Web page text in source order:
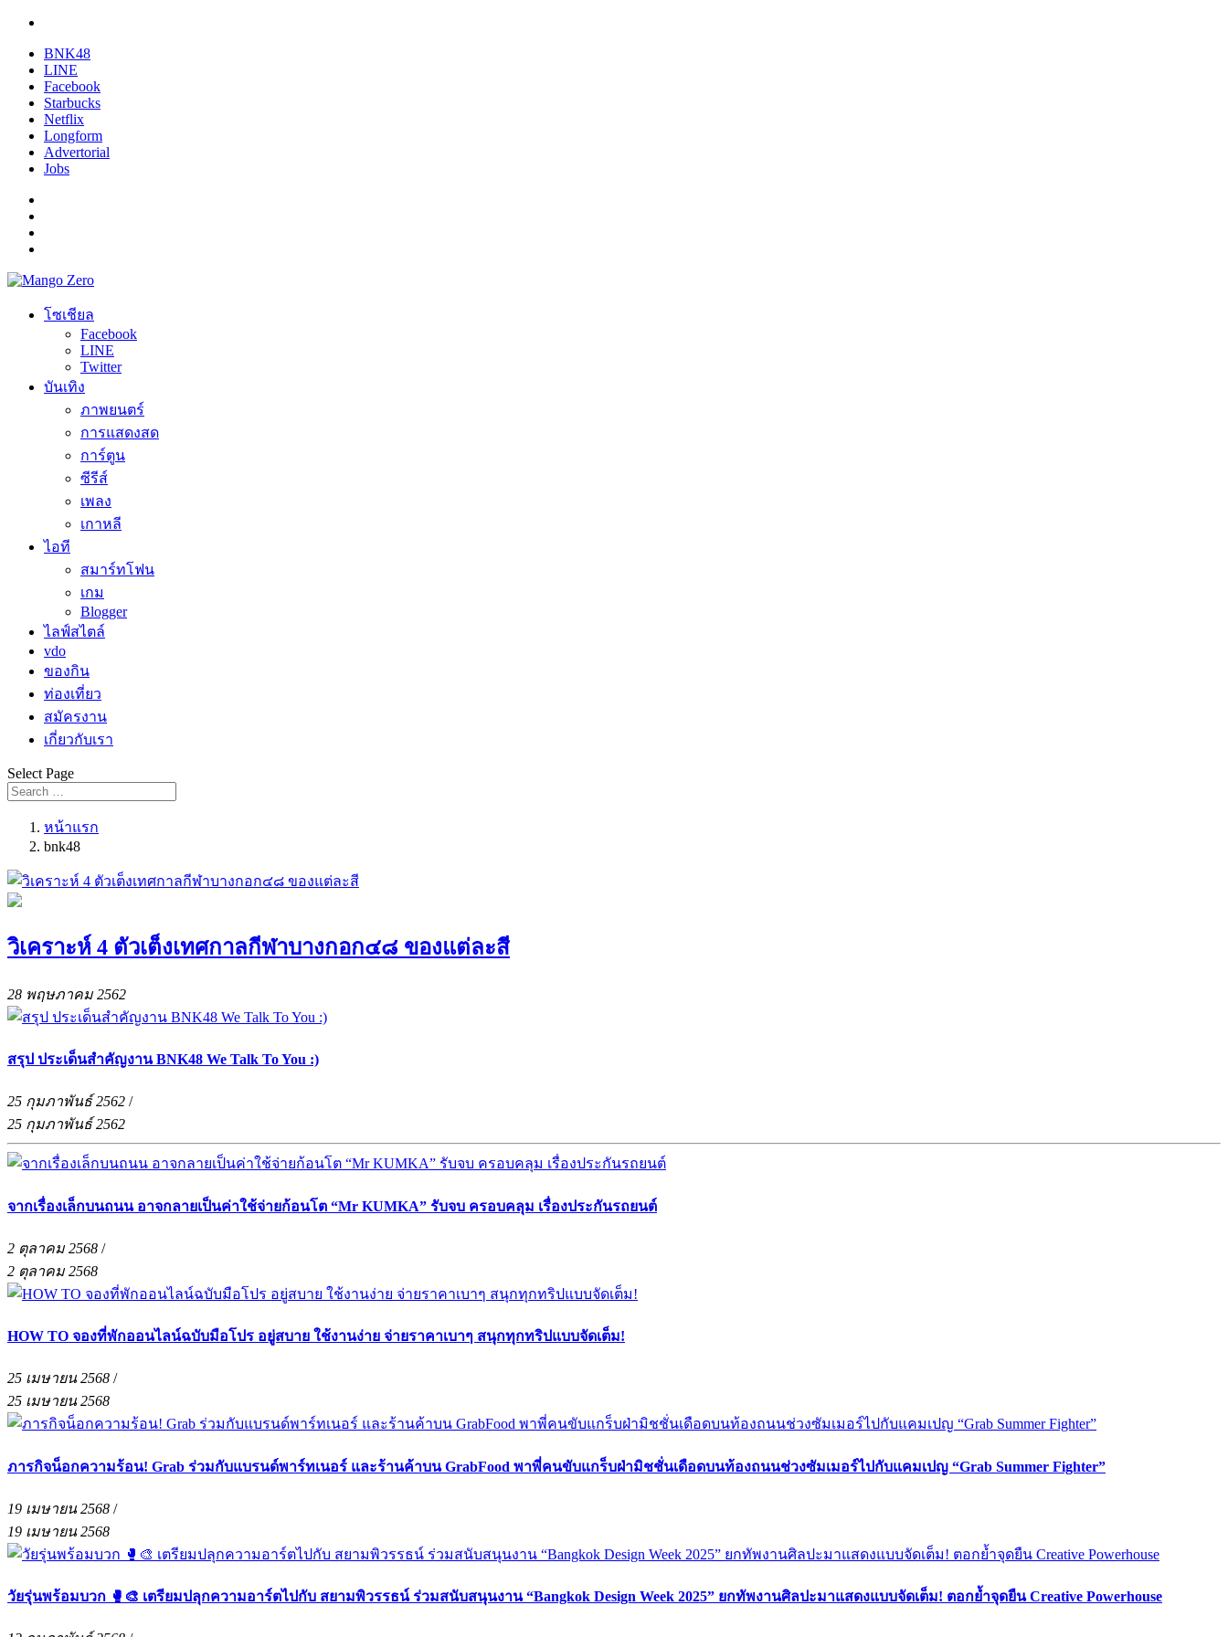
BNK48
LINE
Facebook
Starbucks
Netflix
Longform
Advertorial
Jobs
โซเชียล
Facebook
LINE
Twitter
บันเทิง
ภาพยนตร์
การแสดงสด
การ์ตูน
ซีรีส์
เพลง
เกาหลี
ไอที
สมาร์ทโฟน
เกม
Blogger
ไลฟ์สไตล์
vdo
ของกิน
ท่องเที่ยว
สมัครงาน
เกี่ยวกับเรา
Select Page
หน้าแรก
bnk48
วิเคราะห์ 4 ตัวเต็งเทศกาลกีฬาบางกอก๔๘ ของแต่ละสี
28 พฤษภาคม 2562
สรุป ประเด็นสำคัญงาน BNK48 We Talk To You :)
25 กุมภาพันธ์ 2562 /
25 กุมภาพันธ์ 2562
จากเรื่องเล็กบนถนน อาจกลายเป็นค่าใช้จ่ายก้อนโต “Mr KUMKA” รับจบ ครอบคลุม เรื่องประกันรถยนต์
2 ตุลาคม 2568 /
2 ตุลาคม 2568
HOW TO จองที่พักออนไลน์ฉบับมือโปร อยู่สบาย ใช้งานง่าย จ่ายราคาเบาๆ สนุกทุกทริปแบบจัดเต็ม!
25 เมษายน 2568 /
25 เมษายน 2568
ภารกิจน็อกความร้อน! Grab ร่วมกับแบรนด์พาร์ทเนอร์ และร้านค้าบน GrabFood พาพี่คนขับแกร็บฝ่ามิชชั่นเดือดบนท้องถนนช่วงซัมเมอร์ไปกับแคมเปญ “Grab Summer Fighter”
19 เมษายน 2568 /
19 เมษายน 2568
วัยรุ่นพร้อมบวก 🥊🎨 เตรียมปลุกความอาร์ตไปกับ สยามพิวรรธน์ ร่วมสนับสนุนงาน “Bangkok Design Week 2025” ยกทัพงานศิลปะมาแสดงแบบจัดเต็ม! ตอกย้ำจุดยืน Creative Powerhouse